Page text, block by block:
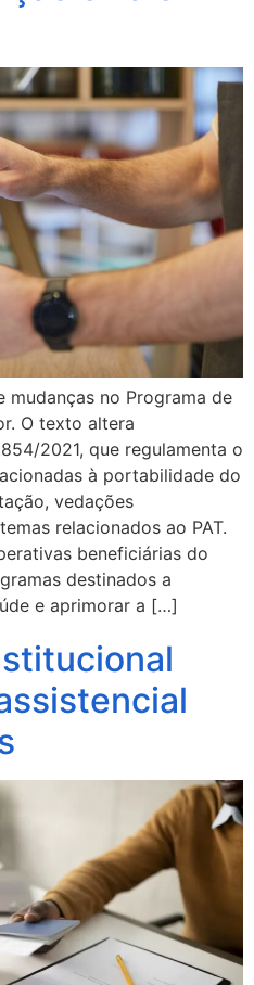
mudanças no Programa de
O texto altera
2021, que regulamenta o
à portabilidade do
vedações
relacionados ao PAT.
beneficiárias do
destinados a
e aprimorar a […]